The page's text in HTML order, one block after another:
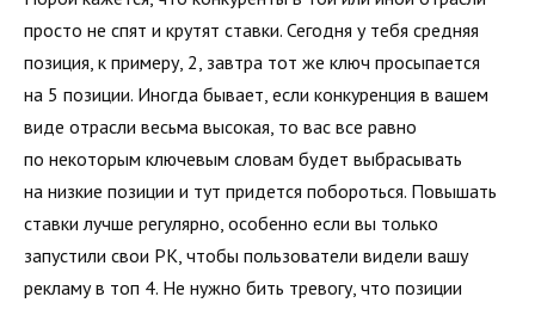
просто не спят и крутят ставки. Сегодня у тебя средняя
позиция, к примеру, 2, завтра тот же ключ просыпается
на 5 позиции. Иногда бывает, если конкуренция в вашем
виде отрасли весьма высокая, то вас все равно
по некоторым ключевым словам будет выбрасывать
на низкие позиции и тут придется побороться. Повышать
ставки лучше регулярно, особенно если вы только
запустили свои РК, чтобы пользователи видели вашу
рекламу в топ 4. Не нужно бить тревогу, что позиции